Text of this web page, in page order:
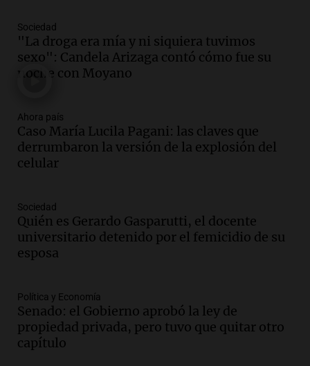
Audio.
nueva tarifa del 2,3% activa desde el 9
de julio de 2026
Panorama Federal
Audio.
casi 1.500 llamados por fuertes vientos
de hasta 90 km/h
Panorama Federal
fitosanitarios y su impacto en la
sustentabilidad agrícola en Argentina
Panorama Federal
Episodios
finaliza con buenas reservas de
humedad en todo el país
Panorama Federal
Episodios
Sociedad
"La droga era mía y ni siquiera tuvimos
sexo": Candela Arizaga contó cómo fue su
noche con Moyano
Ahora país
Caso María Lucila Pagani: las claves que
derrumbaron la versión de la explosión del
celular
Sociedad
Quién es Gerardo Gasparutti, el docente
universitario detenido por el femicidio de su
esposa
Política y Economía
Senado: el Gobierno aprobó la ley de
propiedad privada, pero tuvo que quitar otro
capítulo